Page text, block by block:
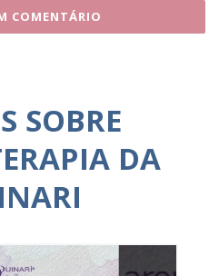
SOBRE
DA